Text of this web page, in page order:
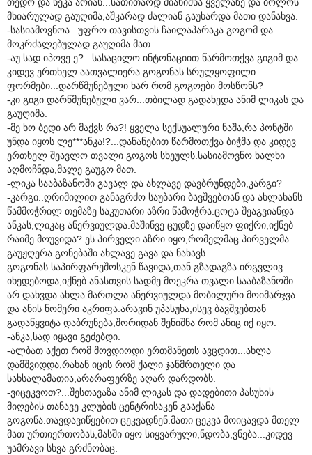
მხიარულად გაუღიმა,აშკარად ძალიან გაუხარდა მათი დანახვა.
-სასიამოვნოა...უფრო თავისთვის ჩაილაპარაკა გოგომ და
მოკრძალებულად გაუღიმა მათ.
-აუ სად იპოვე ე?...სასაცილო ინტონაციით წარმოთქვა გიგიმ და
კიდევ ერთხელ აათვალიერა გოგონას სრულყოფილი
ფორმები...დარწმუნებული ხარ რომ გოგოები მოსწონს?
-კი გიგი დარწმუნებული ვარ...თბილად გადახედა ანიმ ლიკას და
გაუღიმა.
-მე ხო ბედი არ მაქვს რა?! ყველა სექსუალური ნაშა,რა პონტში
უნდა იყოს ლე***ანკა!?...დანანებით წარმოთქვა ბიჭმა და კიდევ
ერთხელ შეავლო თვალი გოგოს სხეულს.სასიამოვნო ხალხი
აღმოჩნდა,მალე გაუგო მათ.
-ლიკა სააბაზანოში გავალ და ახლავე დავბრუნდები,კარგი?
-კარგი..ღრიმილით განაგრძო საუბარი ბავშვებთან და ახლახანს
წამმოჭრილ თემაზე საკუთარი აზრი წამოჭრა.ცოტა შეაგვიანდა
ანკას,ლიკაც ანერვიულდა.მაშინვე ცუდზე დაიწყო ფიქრი,იქნებ
რაიმე მოუვიდა?.ეს პირველი აზრი იყო,რომელმაც პირველმა
გაუჟღერა გონებაში.ახლავე გავა და ნახავს
გოგონას.საპირფარეშოსკენ წავიდა,თან გზადაგზა ირგვლივ
იხედებოდა,იქნებ ანასთვის სადმე მოეკრა თვალი.სააბაზანოში
არ დახვდა.ახლა მართლა ანერვიულდა.მობილური მოიმარჯვა
და ანის ნომერი აკრიფა.არავინ უპასუხა,ისევ ბავშვებთან
გადაწყვიტა დაბრუნება,შორიდან შენიშნა რომ ანიც იქ იყო.
-ანკა,სად იყავი გეძებდი.
-ალბათ აქეთ რომ მოვდიოდი ერთმანეთს ავცდით...ახლა
დამშვიდდა,რახან იცის რომ ქალი ჯანმრთელი და
სახსალამათია,არარაფერზე აღარ დარდობს.
-ვიცეკვოთ?...შესთავაზა ანიმ ლიკას და დადებითი პასუხის
მიღების თანავე კლუბის ცენტრისაკენ გააქანა
გოგონა.თავდავიწყებით ცეკვადნენ.მათი ცეკვა მოიცავდა მთელ
მათ ურთიერთობას,მასში იყო სიყვარული,ნდობა,ვნება...კიდევ
უამრავი სხვა გრძნობაც.